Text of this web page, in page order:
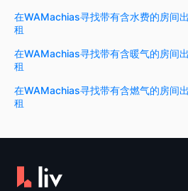
在WAMachias寻找带有含水费的房间出
租
在WAMachias寻找带有含暖气的房间出
租
在WAMachias寻找带有含燃气的房间出
租